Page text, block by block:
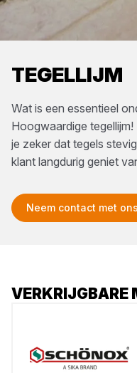
TEGELLIJM
Wat is een essentieel
Hoogwaardige
je zeker dat tegels
klant langdurig geniet
Neem contact met
VERKRIJGBARE